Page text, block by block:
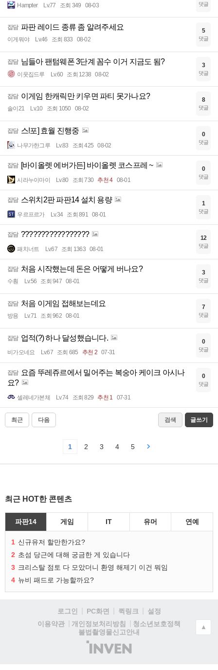
Hampter Lv.77 조회 349 08-03 댓글
잡담 파판 레이드 종류 좀 알려주세요
이게뭐야 Lv.46 조회 833 08-02
5
댓글
잡담 님들아 팬텀웨폰 3단계 꼼수 이거 지금도 됨?
이웃집드루 Lv.60 조회 1238 08-02
3
댓글
잡담 이게임 한캐릭만 키우면 파티 못가나요?
솔이21 Lv.10 조회 1050 08-02
8
댓글
잡담 스!포] 효월 진행중
나무가한그루 Lv.83 조회 425 08-02
0
댓글
잡담 [바이올렛 에버가든] 바이올렛 코스프레 ~
시라누이마이 Lv.80 조회 730 추천 4 08-01
0
댓글
잡담 스위치2판 파판14 설치 용량
우르프르가 Lv.34 조회 891 08-01
1
댓글
잡담 ?????????????????
패치너트 Lv.67 조회 1363 08-01
12
댓글
잡담 처음 시작했는데 돈은 어떻게 버나요?
수훤 Lv.56 조회 947 08-01
3
댓글
잡담 처음 이게임 접해보는데요
방용 Lv.71 조회 962 08-01
7
댓글
잡담 업적(?) 하나 달성했습니다.
비가오네요 Lv.67 조회 685 추천 2 07-31
0
댓글
잡담 요즘 뚜레쥬르에서 밀어주는 복숭아 케이크 아시나
요?
셀레네가본체 Lv.74 조회 829 추천 1 07-31
0
댓글
최근 다음 검색 글쓰기
1 2 3 4 5
최근 HOT한 콘텐츠
파판14 게임 IT 유머 연예
1 신규유저 할만한가요?
2 초섬 당근에 대해 궁금한 게 있습니다
3 크리스탈 점토 다 모았더니 환영 해제기 이건 뭐임
4 뉴비 패드로 가능할까요?
로그인 PC화면 퀵링크
설정
이용약관
개인정보처리방침
청소년보호정책
불법촬영물신고안내
(주)
인
▲